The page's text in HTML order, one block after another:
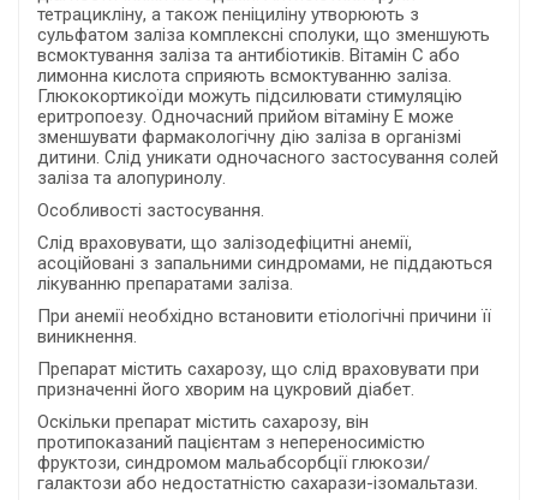
тетрацикліну, а також пеніциліну утворюють з
сульфатом заліза комплексні сполуки, що зменшують
всмоктування заліза та антибіотиків. Вітамін C або
лимонна кислота сприяють всмоктуванню заліза.
Глюкокортикоїди можуть підсилювати стимуляцію
еритропоезу. Одночасний прийом вітаміну Е може
зменшувати фармакологічну дію заліза в організмі
дитини. Слід уникати одночасного застосування солей
заліза та алопуринолу.
Особливості застосування.
Слід враховувати, що залізодефіцитні анемії,
асоційовані з запальними синдромами, не піддаються
лікуванню препаратами заліза.
При анемії необхідно встановити етіологічні причини її
виникнення.
Препарат містить сахарозу, що слід враховувати при
призначенні його хворим на цукровий діабет.
Оскільки препарат містить сахарозу, він
протипоказаний пацієнтам з непереносимістю
фруктози, синдромом мальабсорбції глюкози/
галактози або недостатністю сахарази-ізомальтази.